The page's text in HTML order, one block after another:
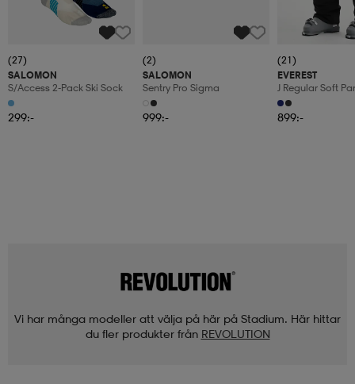
(27)
SALOMON
S/access 2-Pack Ski Sock
299:-
(2)
SALOMON
Sentry Pro Sigma
999:-
(21)
EVEREST
J Regular Soft
899:-
Vi har många modeller att välja på här på Stadium. Här hittar
du fler produkter från REVOLUTION